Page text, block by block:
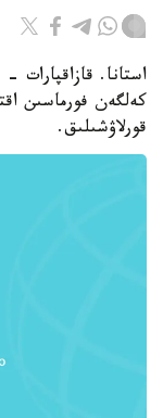
استانا. قازاقپارات
كەلگەن فورماسىن
قورلاۋشىلىق.